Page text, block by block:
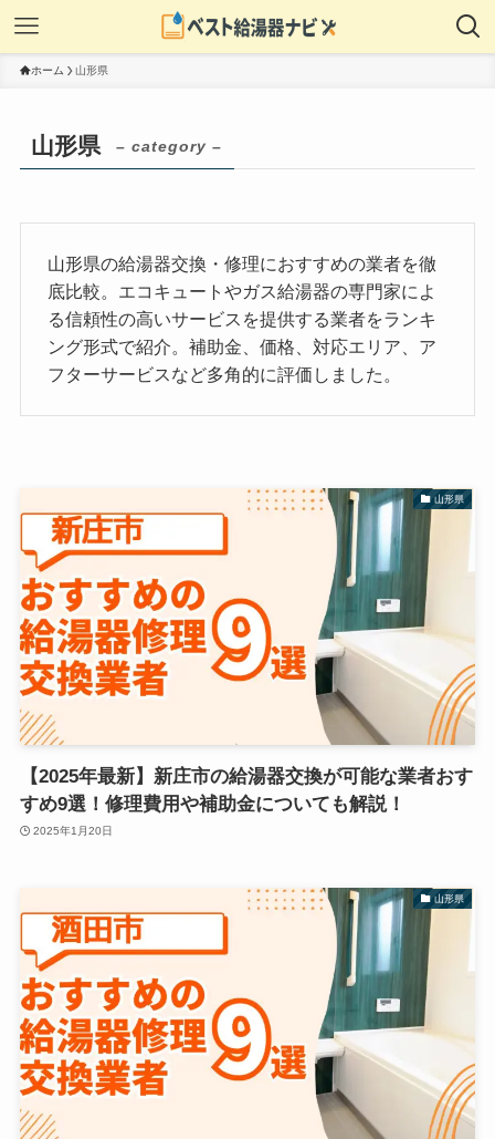
ホーム 山形県
山形県 – category –
山形県の給湯器交換・修理におすすめの業者を徹
底比較。エコキュートやガス給湯器の専門家によ
る信頼性の高いサービスを提供する業者をランキ
ング形式で紹介。補助金、価格、対応エリア、ア
フターサービスなど多角的に評価しました。
山形県
【2025年最新】新庄市の給湯器交換が可能な業者おす
すめ9選！修理費用や補助金についても解説！
2025年1月20日
山形県